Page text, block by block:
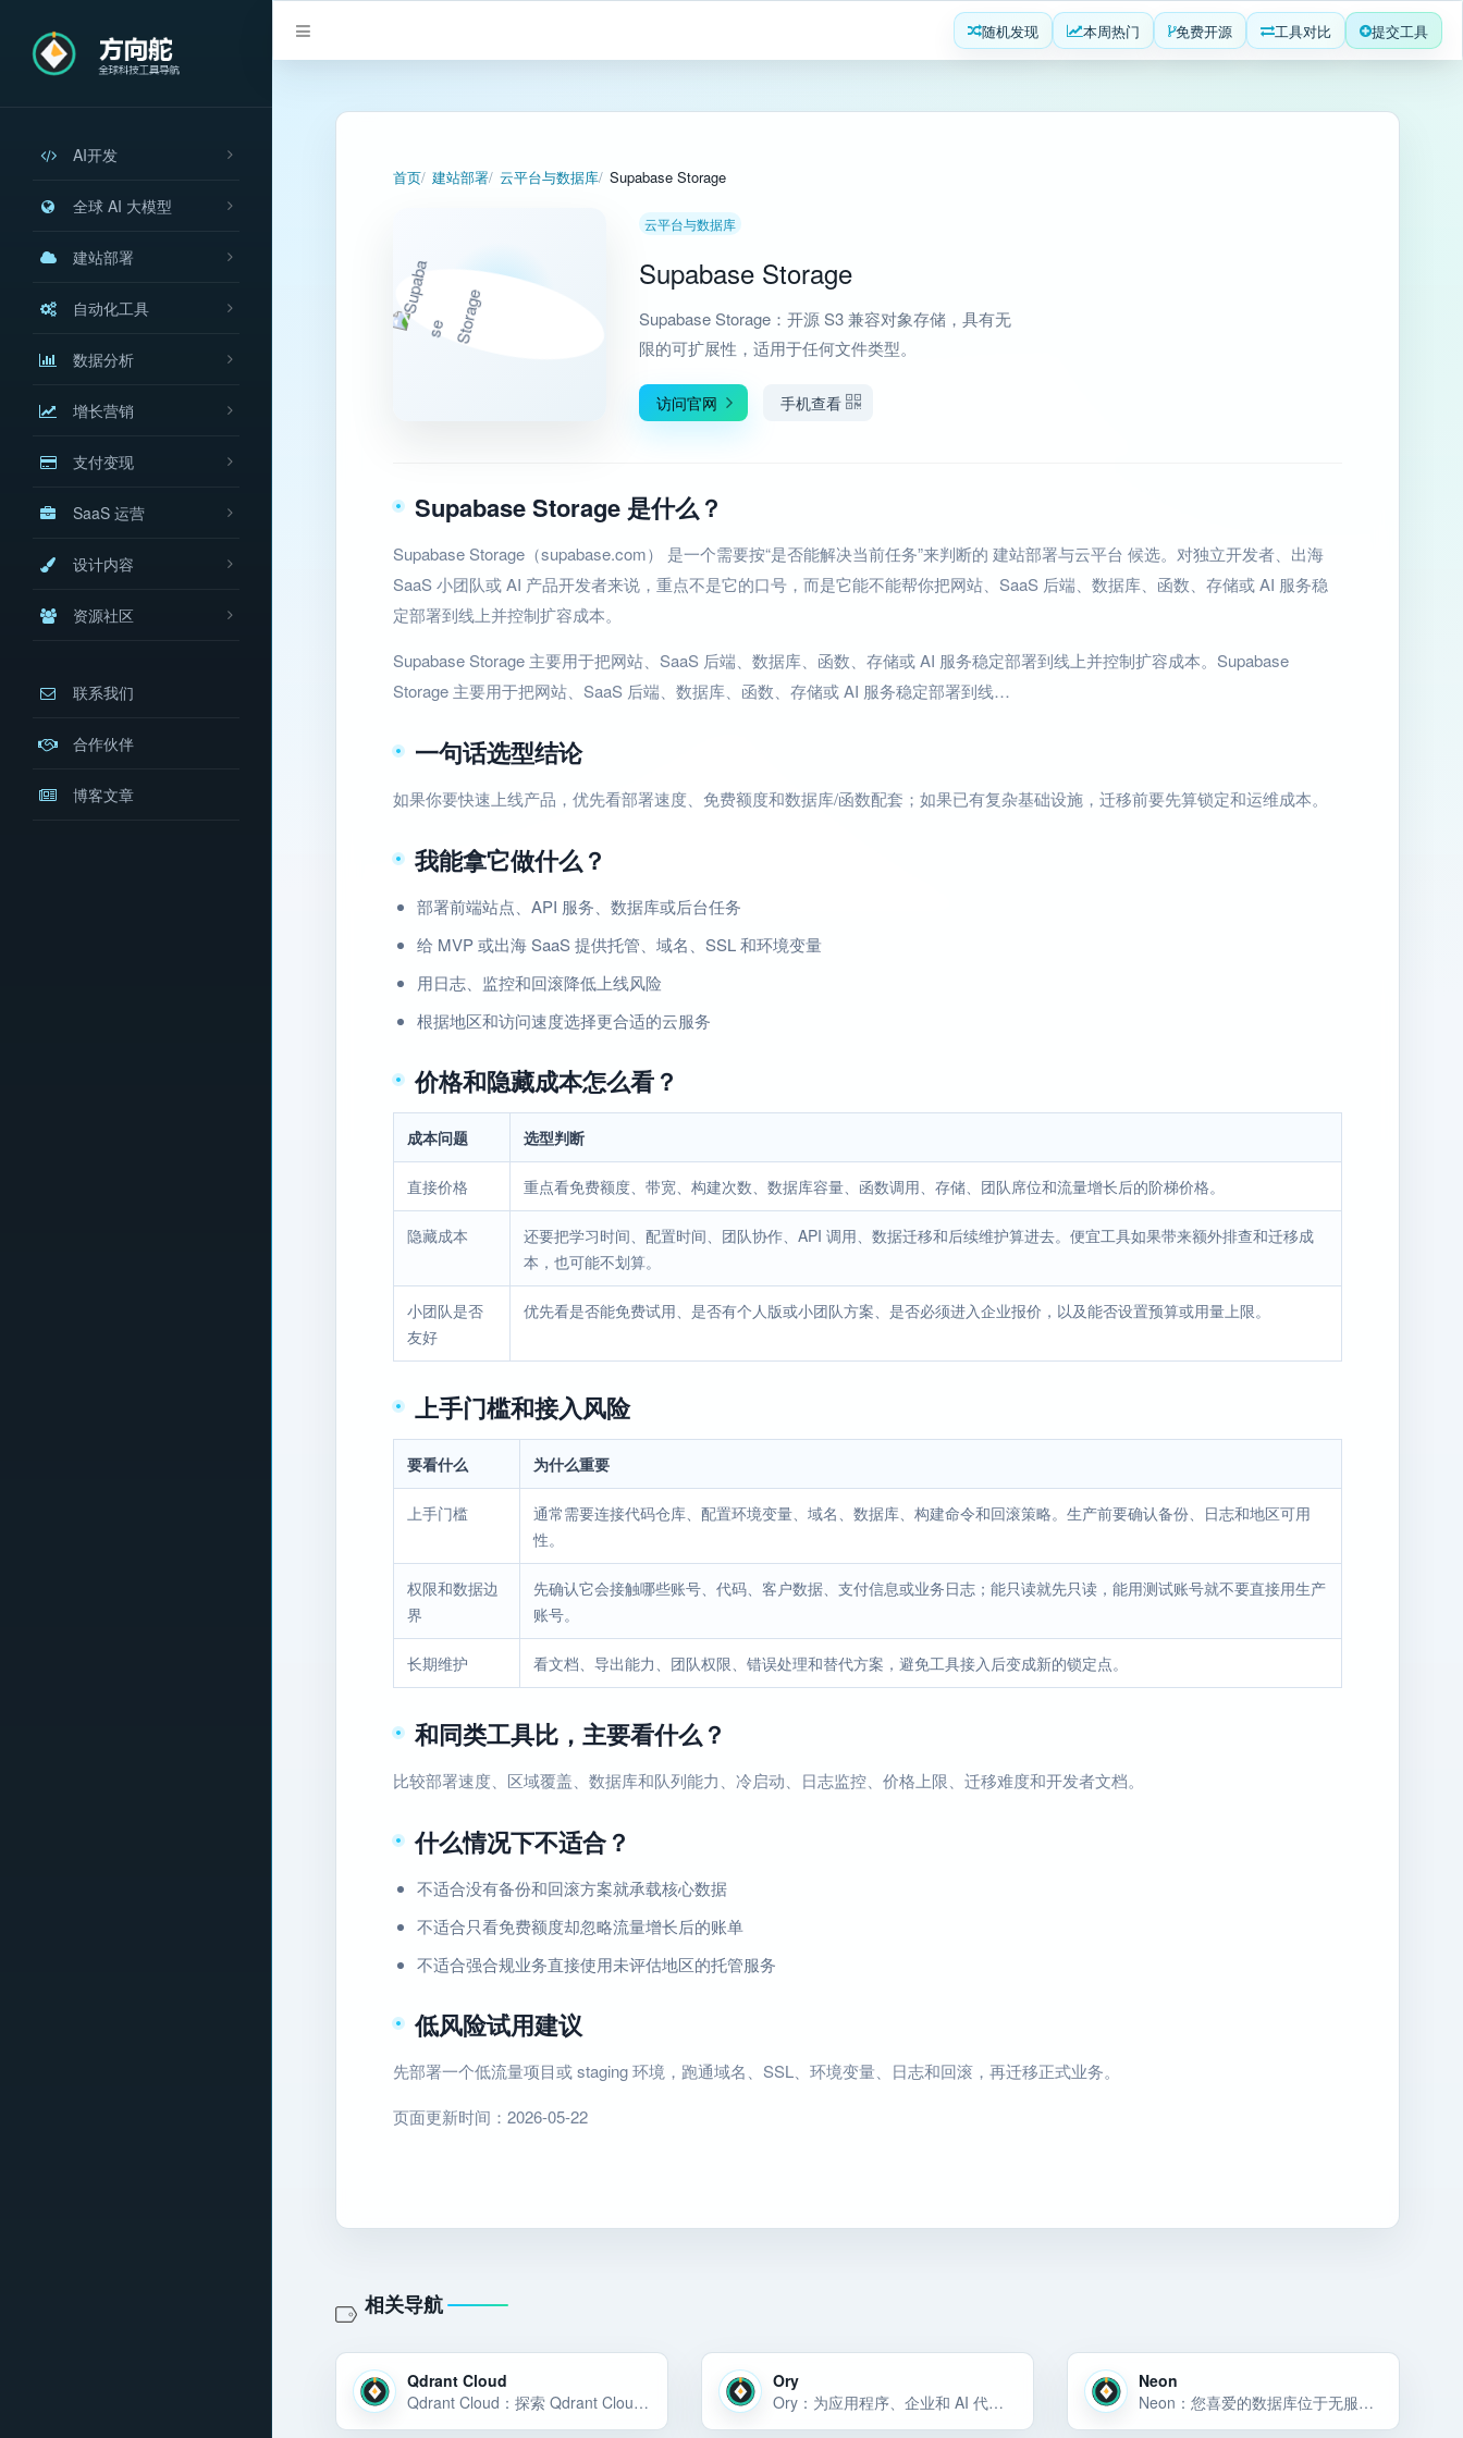
AI开发
全球 AI 大模型
建站部署
自动化工具
数据分析
增长营销
支付变现
SaaS 运营
设计内容
资源社区
联系我们
合作伙伴
博客文章
随机发现 本周热门 免费开源 工具对比 提交工具
首页 建站部署 云平台与数据库 Supabase Storage
云平台与数据库
Supabase Storage
Supabase Storage：开源 S3 兼容对象存储，具有无
限的可扩展性，适用于任何文件类型。
访问官网 手机查看
Supabase Storage 是什么？
Supabase Storage（supabase.com） 是一个需要按“是否能解决当前任务”来判断的 建站部署与云平台 候选。对独立开发者、出海
SaaS 小团队或 AI 产品开发者来说，重点不是它的口号，而是它能不能帮你把网站、SaaS 后端、数据库、函数、存储或 AI 服务稳
定部署到线上并控制扩容成本。
Supabase Storage 主要用于把网站、SaaS 后端、数据库、函数、存储或 AI 服务稳定部署到线上并控制扩容成本。Supabase
Storage 主要用于把网站、SaaS 后端、数据库、函数、存储或 AI 服务稳定部署到线…
一句话选型结论
如果你要快速上线产品，优先看部署速度、免费额度和数据库/函数配套；如果已有复杂基础设施，迁移前要先算锁定和运维成本。
我能拿它做什么？
部署前端站点、API 服务、数据库或后台任务
给 MVP 或出海 SaaS 提供托管、域名、SSL 和环境变量
用日志、监控和回滚降低上线风险
根据地区和访问速度选择更合适的云服务
价格和隐藏成本怎么看？
成本问题 选型判断
直接价格 重点看免费额度、带宽、构建次数、数据库容量、函数调用、存储、团队席位和流量增长后的阶梯价格。
隐藏成本
还要把学习时间、配置时间、团队协作、API 调用、数据迁移和后续维护算进去。便宜工具如果带来额外排查和迁移成
本，也可能不划算。
小团队是否
友好
优先看是否能免费试用、是否有个人版或小团队方案、是否必须进入企业报价，以及能否设置预算或用量上限。
上手门槛和接入风险
要看什么 为什么重要
上手门槛
通常需要连接代码仓库、配置环境变量、域名、数据库、构建命令和回滚策略。生产前要确认备份、日志和地区可用
性。
权限和数据边
界
先确认它会接触哪些账号、代码、客户数据、支付信息或业务日志；能只读就先只读，能用测试账号就不要直接用生产
账号。
长期维护 看文档、导出能力、团队权限、错误处理和替代方案，避免工具接入后变成新的锁定点。
和同类工具比，主要看什么？
比较部署速度、区域覆盖、数据库和队列能力、冷启动、日志监控、价格上限、迁移难度和开发者文档。
什么情况下不适合？
不适合没有备份和回滚方案就承载核心数据
不适合只看免费额度却忽略流量增长后的账单
不适合强合规业务直接使用未评估地区的托管服务
低风险试用建议
先部署一个低流量项目或 staging 环境，跑通域名、SSL、环境变量、日志和回滚，再迁移正式业务。
页面更新时间：2026-05-22
相关导航
Qdrant Cloud
Qdrant Cloud：探索 Qdrant Cloud，这是适用于可扩展、高性能 AI 应用程序的尖端托管云。立即轻松管理和部署您的矢量数据。
Ory
Ory：为应用程序、企业和 AI 代理提供身份和访问管理 (IAM)。云原生、API 优先且可自托管。
Neon
Neon：您喜爱的数据库位于无服务器平台上，旨在帮助您更快地构建可靠且可扩展的应用程序。